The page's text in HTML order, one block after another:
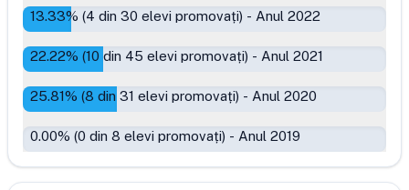
13.33% (4 din 30 elevi promovați) - Anul 2022
22.22% (10 din 45 elevi promovați) - Anul 2021
25.81% (8 din 31 elevi promovați) - Anul 2020
0.00% (0 din 8 elevi promovați) - Anul 2019